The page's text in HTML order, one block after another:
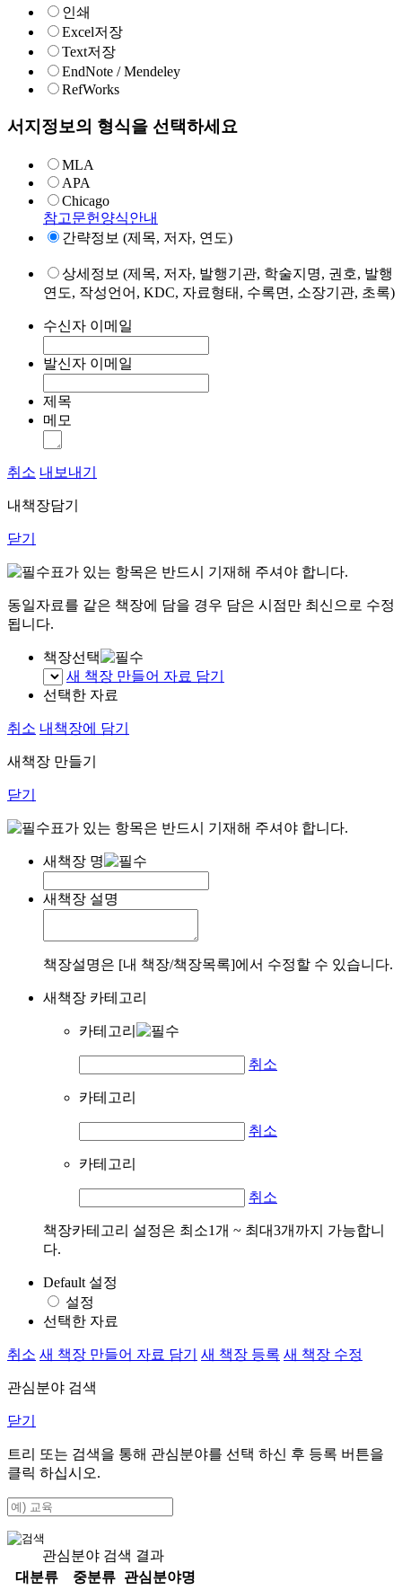
인쇄
Excel저장
Text저장
EndNote / Mendeley
RefWorks
서지정보의 형식을 선택하세요
MLA
APA
Chicago
참고문헌양식안내
간략정보 (제목, 저자, 연도)
상세정보 (제목, 저자, 발행기관, 학술지명, 권호, 발행
연도, 작성언어, KDC, 자료형태, 수록면, 소장기관, 초록)
수신자 이메일
발신자 이메일
제목
메모
취소 내보내기
내책장담기
닫기
표가 있는 항목은 반드시 기재해 주셔야 합니다.
동일자료를 같은 책장에 담을 경우 담은 시점만 최신으로 수정
됩니다.
책장선택
새 책장 만들어 자료 담기
선택한 자료
취소 내책장에 담기
새책장 만들기
닫기
표가 있는 항목은 반드시 기재해 주셔야 합니다.
새책장 명
새책장 설명
책장설명은 [내 책장/책장목록]에서 수정할 수 있습니다.
새책장 카테고리
카테고리
취소
카테고리
취소
카테고리
취소
책장카테고리 설정은 최소1개 ~ 최대3개까지 가능합니
다.
Default 설정
설정
선택한 자료
취소 새 책장 만들어 자료 담기 새 책장 등록 새 책장 수정
관심분야 검색
닫기
트리 또는 검색을 통해 관심분야를 선택 하신 후 등록 버튼을
클릭 하십시오.
관심분야 검색 결과
대분류
중분류
관심분야명